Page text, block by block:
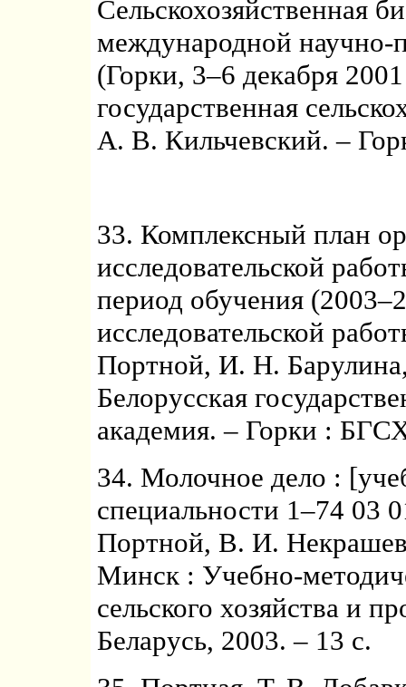
Сельскохозяйственная
международной научно-
(Горки, 3–6 декабря
государственная
А. В. Кильчевский. –
33. Комплексный план
исследовательской
период обучения
исследовательской
Портной, И. Н.
Белорусская
академия. – Горки :
34. Молочное дело :
специальности 1–74 03
Портной, В. И.
Минск : Учебно-
сельского хозяйства и
Беларусь, 2003. – 13 с.